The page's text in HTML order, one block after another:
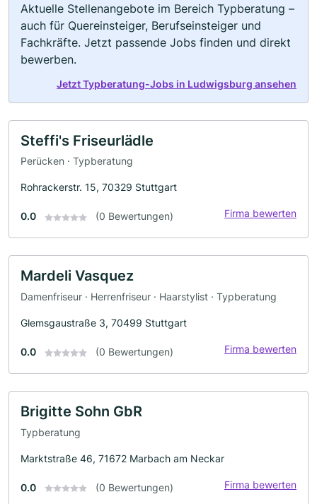
Aktuelle Stellenangebote im Bereich Typberatung –
auch für Quereinsteiger, Berufseinsteiger und
Fachkräfte. Jetzt passende Jobs finden und direkt
bewerben.
Jetzt Typberatung-Jobs in Ludwigsburg ansehen
Steffi's Friseurlädle
Perücken · Typberatung
Rohrackerstr. 15, 70329 Stuttgart
0.0 (0 Bewertungen) Firma bewerten
Mardeli Vasquez
Damenfriseur · Herrenfriseur · Haarstylist · Typberatung
Glemsgaustraße 3, 70499 Stuttgart
0.0 (0 Bewertungen) Firma bewerten
Brigitte Sohn GbR
Typberatung
Marktstraße 46, 71672 Marbach am Neckar
0.0 (0 Bewertungen) Firma bewerten